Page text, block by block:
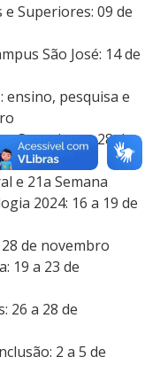
e Superiores: 09 de
São José: 14 de
ensino, pesquisa e
e Superiores:28 de
e 21a Semana
2024: 16 a 19 de
de novembro
19 a 23 de
26 a 28 de
2 a 5 de